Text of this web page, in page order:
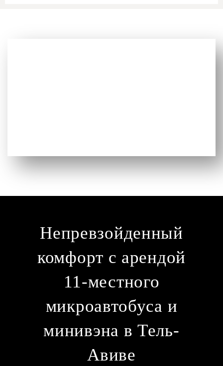
Непревзойденный
комфорт с арендой
11-местного
микроавтобуса и
минивэна в Тель-
Авиве